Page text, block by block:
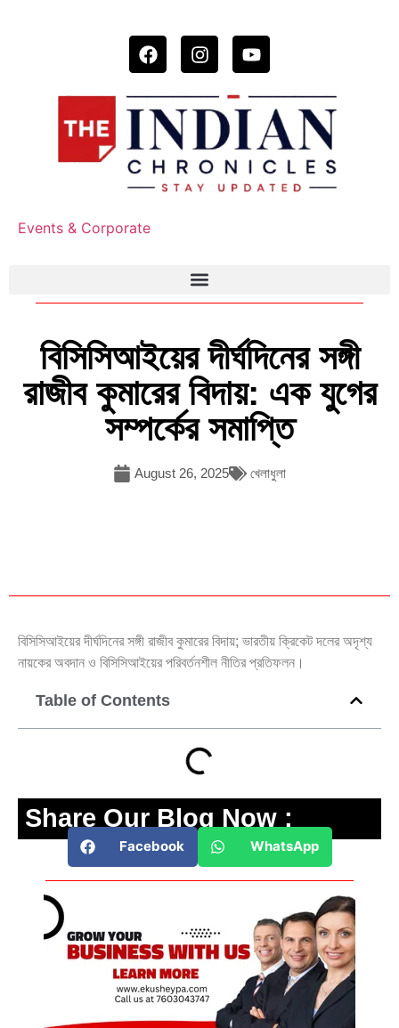
Events & Corporate
বিসিসিআইয়ের দীর্ঘদিনের সঙ্গী
রাজীব কুমারের বিদায়: এক যুগের
সম্পর্কের সমাপ্তি
August 26, 2025 খেলাধুলা
বিসিসিআইয়ের দীর্ঘদিনের সঙ্গী রাজীব কুমারের বিদায়; ভারতীয় ক্রিকেট দলের অদৃশ্য
নায়কের অবদান ও বিসিসিআইয়ের পরিবর্তনশীল নীতির প্রতিফলন।
Table of Contents
Share Our Blog Now :
Facebook WhatsApp